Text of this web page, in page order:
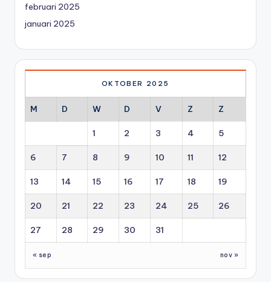
februari 2025
januari 2025
OKTOBER 2025
M D W D V Z Z
1 2 3 4 5
6 7 8 9 10 11 12
13 14 15 16 17 18 19
20 21 22 23 24 25 26
27 28 29 30 31
« sep nov »